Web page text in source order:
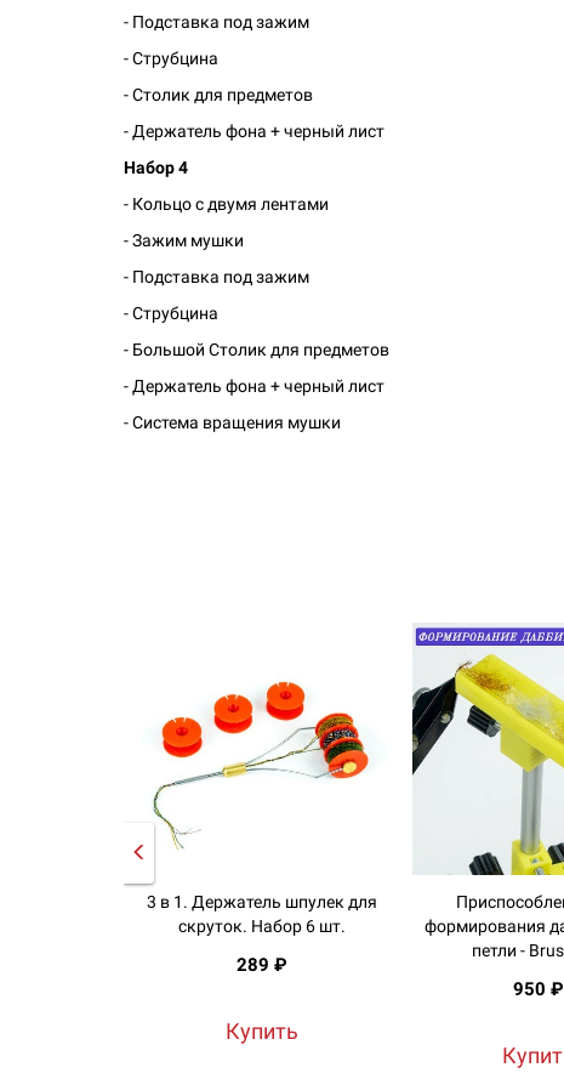
- Подставка под зажим
- Струбцина
- Столик для предметов
- Держатель фона + черный лист
Набор 4
- Кольцо с двумя лентами
- Зажим мушки
- Подставка под зажим
- Струбцина
- Большой Столик для предметов
- Держатель фона + черный лист
- Система вращения мушки
3 в 1. Держатель шпулек для
скруток. Набор 6 шт.
289 ₽
Купить
формирования
петли -
950 ₽